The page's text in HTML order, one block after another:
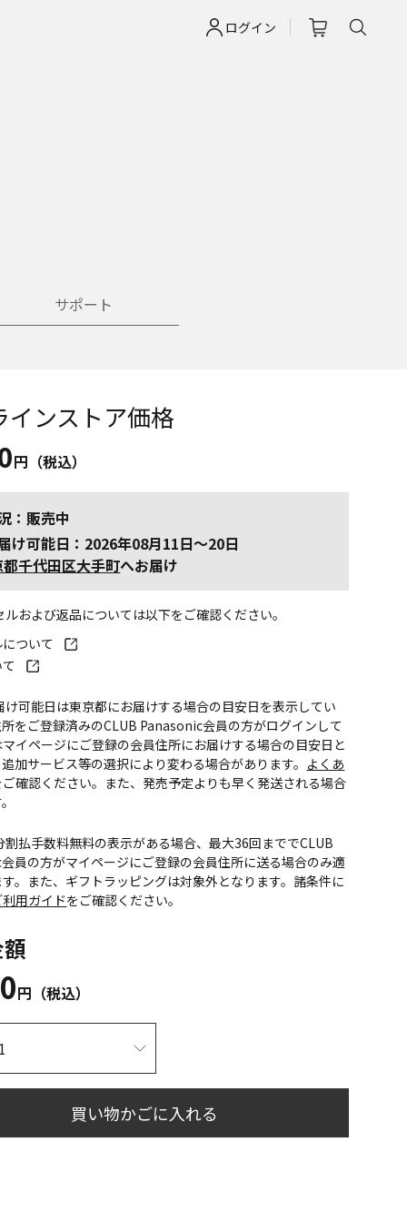
ログイン
サポート
インストア価格
円（税込）
：販売中
け可能日：2026年08月11日～20日
千代田区大手町へお届け
および返品については以下をご確認ください。
ついて
可能日は東京都にお届けする場合の目安日を表示してい
をご登録済みのCLUB Panasonic会員の方がログインして
イページにご登録の会員住所にお届けする場合の目安日と
加サービス等の選択により変わる場合があります。 よくあ
ご確認ください。また、発売予定よりも早く発送される場合
割払手数料無料の表示がある場合、最大36回まででCLUB
員の方がマイページにご登録の会員住所に送る場合のみ適
。また、ギフトラッピングは対象外となります。諸条件に
利用ガイドをご確認ください。
円（税込）
買い物かごに入れる